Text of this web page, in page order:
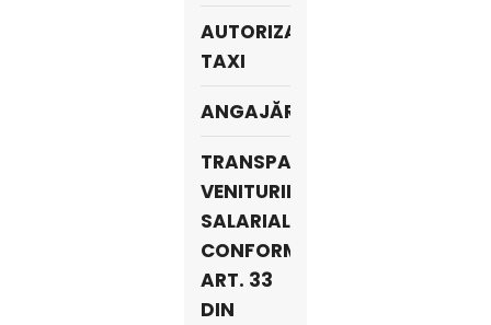
AUTORIZAŢII
TAXI
ANGAJĂRI
TRANSPARENTA
VENITURILOR
SALARIALE
CONFORM
ART. 33
DIN